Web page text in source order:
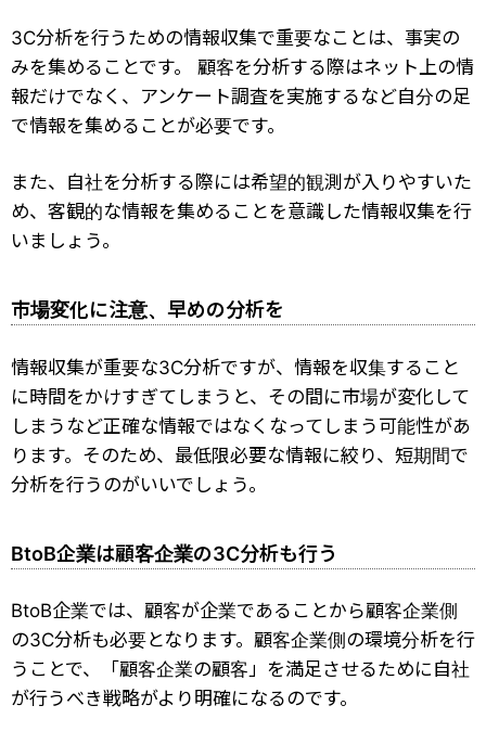
3C分析を行うための情報収集で重要なことは、事実の
みを集めることです。 顧客を分析する際はネット上の情
報だけでなく、アンケート調査を実施するなど自分の足
で情報を集めることが必要です。
また、自社を分析する際には希望的観測が入りやすいた
め、客観的な情報を集めることを意識した情報収集を行
いましょう。
市場変化に注意、早めの分析を
情報収集が重要な3C分析ですが、情報を収集すること
に時間をかけすぎてしまうと、その間に市場が変化して
しまうなど正確な情報ではなくなってしまう可能性があ
ります。そのため、最低限必要な情報に絞り、短期間で
分析を行うのがいいでしょう。
BtoB企業は顧客企業の3C分析も行う
BtoB企業では、顧客が企業であることから顧客企業側
の3C分析も必要となります。顧客企業側の環境分析を行
うことで、「顧客企業の顧客」を満足させるために自社
が行うべき戦略がより明確になるのです。